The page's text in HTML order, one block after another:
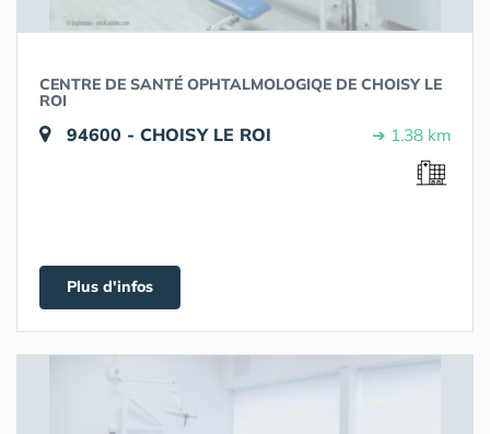
CENTRE DE SANTÉ OPHTALMOLOGIQE DE CHOISY LE
ROI
94600 - CHOISY LE ROI ➔ 1.38 km
Plus d'infos